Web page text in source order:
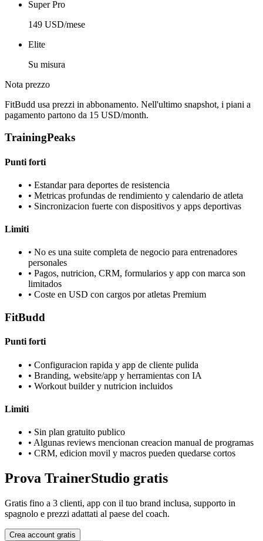
Super Pro
149 USD/mese
Elite
Su misura
Nota prezzo
FitBudd usa prezzi in abbonamento. Nell'ultimo snapshot, i piani a
pagamento partono da 15 USD/month.
TrainingPeaks
Punti forti
• Estandar para deportes de resistencia
• Metricas profundas de rendimiento y calendario de atleta
• Sincronizacion fuerte con dispositivos y apps deportivas
Limiti
• No es una suite completa de negocio para entrenadores
personales
• Pagos, nutricion, CRM, formularios y app con marca son
limitados
• Coste en USD con cargos por atletas Premium
FitBudd
Punti forti
• Configuracion rapida y app de cliente pulida
• Branding, website/app y herramientas con IA
• Workout builder y nutricion incluidos
Limiti
• Sin plan gratuito publico
• Algunas reviews mencionan creacion manual de programas
• CRM, edicion movil y macros pueden quedarse cortos
Prova TrainerStudio gratis
Gratis fino a 3 clienti, app con il tuo brand inclusa, supporto in
spagnolo e prezzi adattati al paese del coach.
Crea account gratis